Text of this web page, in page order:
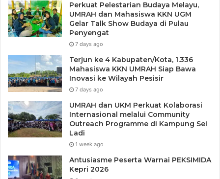
Perkuat Pelestarian Budaya Melayu,
UMRAH dan Mahasiswa KKN UGM
Gelar Talk Show Budaya di Pulau
Penyengat
7 days ago
Terjun ke 4 Kabupaten/Kota, 1.336
Mahasiswa KKN UMRAH Siap Bawa
Inovasi ke Wilayah Pesisir
7 days ago
UMRAH dan UKM Perkuat Kolaborasi
Internasional melalui Community
Outreach Programme di Kampung Sei
Ladi
1 week ago
Antusiasme Peserta Warnai PEKSIMIDA
Kepri 2026